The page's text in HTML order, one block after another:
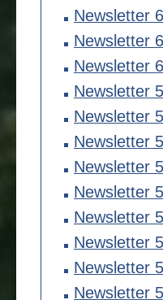
Newsletter
Newsletter
Newsletter
Newsletter
Newsletter
Newsletter
Newsletter
Newsletter
Newsletter
Newsletter
Newsletter
Newsletter